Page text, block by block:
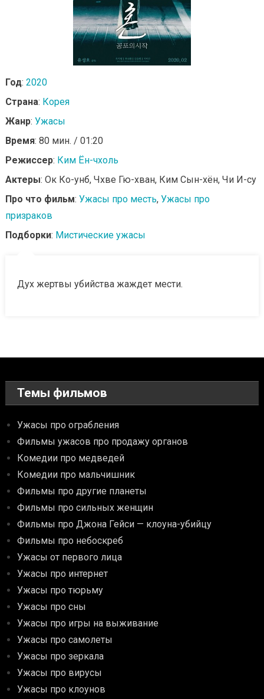
Год: 2020
Страна: Корея
Жанр: Ужасы
Время: 80 мин. / 01:20
Режиссер: Ким Ён-чхоль
Актеры: Ок Ко-унб, Чхве Гю-хван, Ким Сын-хён, Чи И-су
Про что фильм: Ужасы про месть, Ужасы про
призраков
Подборки: Мистические ужасы
Дух жертвы убийства жаждет мести.
Темы фильмов
Ужасы про ограбления
Фильмы ужасов про продажу органов
Комедии про медведей
Комедии про мальчишник
Фильмы про другие планеты
Фильмы про сильных женщин
Фильмы про Джона Гейси — клоуна-убийцу
Фильмы про небоскреб
Ужасы от первого лица
Ужасы про интернет
Ужасы про тюрьму
Ужасы про сны
Ужасы про игры на выживание
Ужасы про самолеты
Ужасы про зеркала
Ужасы про вирусы
Ужасы про клоунов